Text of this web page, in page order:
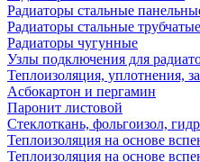
Радиаторы стальные
Радиаторы стальные трубчатые
Радиаторы чугунные
Узлы подключения для
Теплоизоляция, уплотнения,
Асбокартон и пергамин
Паронит листовой
Стеклоткань, фольгоизол,
Теплоизоляция на основе
Теплоизоляция на основе